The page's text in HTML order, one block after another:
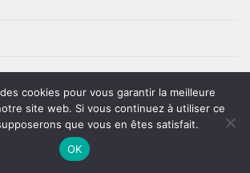
cookies pour vous garantir la meilleure
site web. Si vous continuez à utiliser ce
que vous en êtes satisfait.
OK